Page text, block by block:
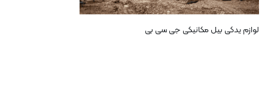
لوازم یدکی بیل مکانیکی جی سی بی